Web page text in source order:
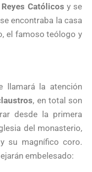
Católicos y se
encontraba la casa
el famoso teólogo y
llamará la atención
, en total son
desde la primera
del monasterio,
su magnífico coro.
embelesado: